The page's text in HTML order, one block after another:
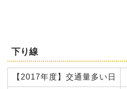
下り線
【2017年度】交通量多い日